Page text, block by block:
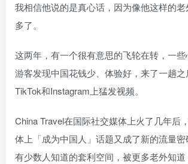
我相信他说的是真心话，因为像他这样的
多了。
这两年，有一个很有意思的飞轮在转，一
游客发现中国花钱少、体验好，来了一趟
TikTok和Instagram上猛发视频。
China Travel在国际社交媒体上火了几年后
体上「成为中国人」话题又成了新的流量密
有少数人知道的套利空间，被更多老外知